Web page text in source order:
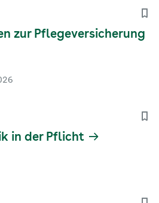
zur Pflegeversicherung
in der Pflicht